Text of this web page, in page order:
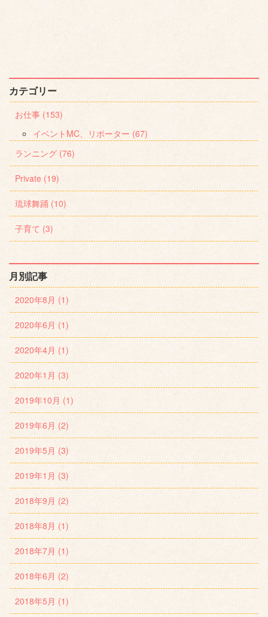
カテゴリー
お仕事 (153)
イベントMC、リポーター (67)
ランニング (76)
Private (19)
琉球舞踊 (10)
子育て (3)
月別記事
2020年8月 (1)
2020年6月 (1)
2020年4月 (1)
2020年1月 (3)
2019年10月 (1)
2019年6月 (2)
2019年5月 (3)
2019年1月 (3)
2018年9月 (2)
2018年8月 (1)
2018年7月 (1)
2018年6月 (2)
2018年5月 (1)